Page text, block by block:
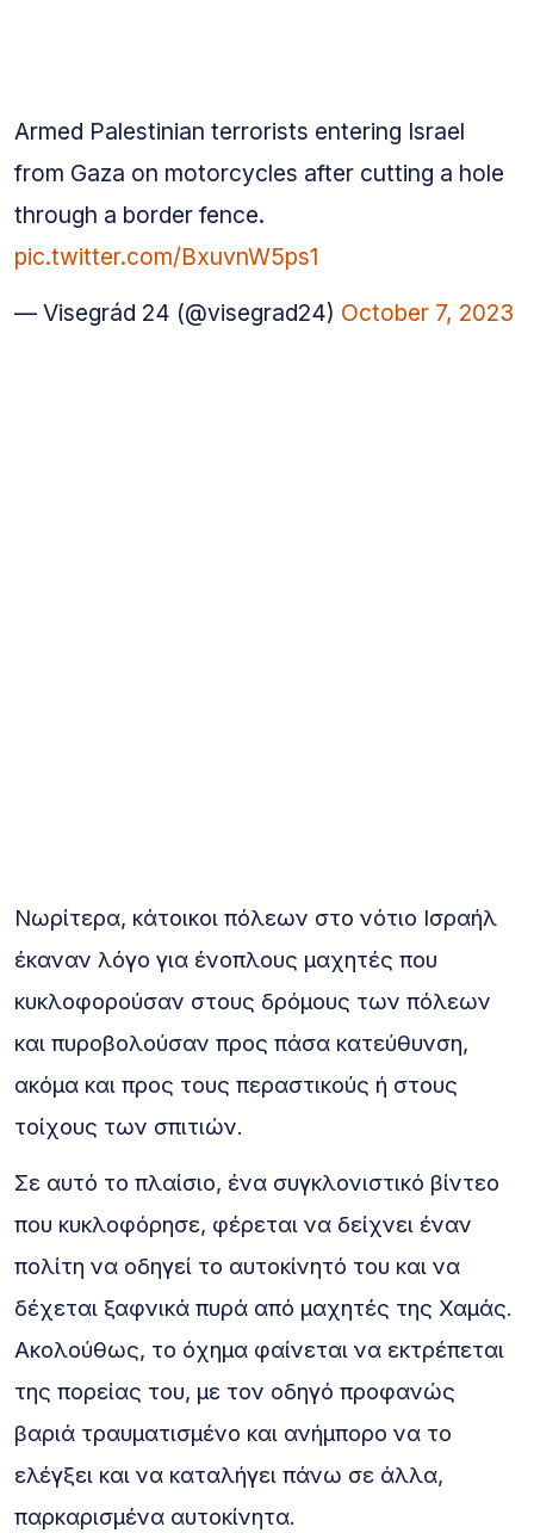
Armed Palestinian terrorists entering Israel
from Gaza on motorcycles after cutting a hole
through a border fence.
pic.twitter.com/BxuvnW5ps1
— Visegrád 24 (@visegrad24) October 7, 2023
Νωρίτερα, κάτοικοι πόλεων στο νότιο Ισραήλ
έκαναν λόγο για ένοπλους μαχητές που
κυκλοφορούσαν στους δρόμους των πόλεων
και πυροβολούσαν προς πάσα κατεύθυνση,
ακόμα και προς τους περαστικούς ή στους
τοίχους των σπιτιών.
Σε αυτό το πλαίσιο, ένα συγκλονιστικό βίντεο
που κυκλοφόρησε, φέρεται να δείχνει έναν
πολίτη να οδηγεί το αυτοκίνητό του και να
δέχεται ξαφνικά πυρά από μαχητές της Χαμάς.
Ακολούθως, το όχημα φαίνεται να εκτρέπεται
της πορείας του, με τον οδηγό προφανώς
βαριά τραυματισμένο και ανήμπορο να το
ελέγξει και να καταλήγει πάνω σε άλλα,
παρκαρισμένα αυτοκίνητα.